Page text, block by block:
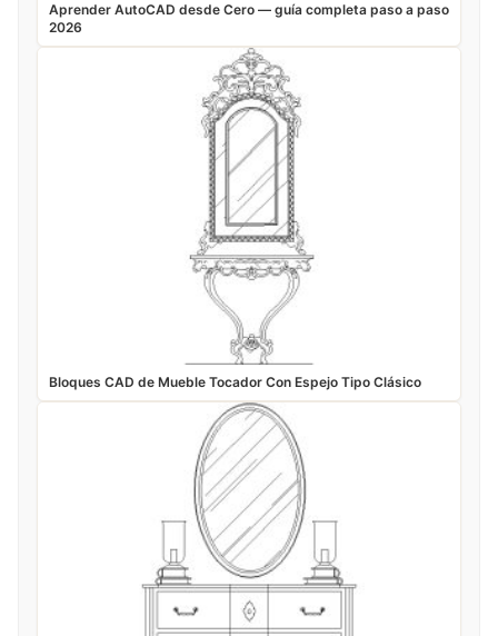
Aprender AutoCAD desde Cero — guía completa paso a paso
2026
Bloques CAD de Mueble Tocador Con Espejo Tipo Clásico